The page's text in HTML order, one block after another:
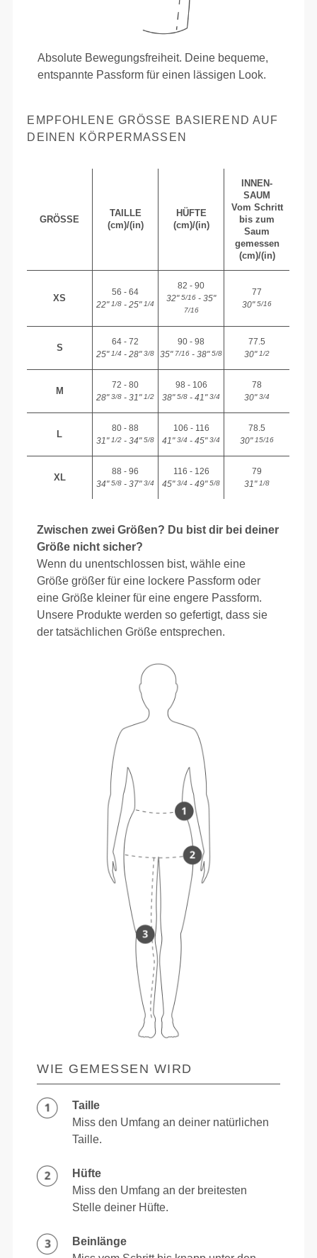
Absolute Bewegungsfreiheit. Deine bequeme,
entspannte Passform für einen lässigen Look.
EMPFOHLENE GRÖSSE BASIEREND AUF D
EINEN KÖRPERMASSEN
GRÖSSE
TAILLE
(cm)/(in)
HÜFTE
(cm)/(in)
INNEN-
SAUM
Vom Schritt
bis zum
Saum
gemessen
(cm)/(in)
XS
56 - 64
22"1/8 - 25"1/4
82 - 90
32"5/16 - 35"
7/16
77
30"5/16
S
64 - 72
25"1/4 - 28"3/8
90 - 98
35"7/16 - 38"5/8
77.5
30"1/2
M
72 - 80
28"3/8 - 31"1/2
98 - 106
38"5/8 - 41"3/4
78
30"3/4
L
80 - 88
31"1/2 - 34"5/8
106 - 116
41"3/4 - 45"3/4
78.5
30"15/16
XL
88 - 96
34"5/8 - 37"3/4
116 - 126
45"3/4 - 49"5/8
79
31"1/8
Zwischen zwei Größen? Du bist dir bei deiner
Größe nicht sicher?
Wenn du unentschlossen bist, wähle eine
Größe größer für eine lockere Passform oder
eine Größe kleiner für eine engere Passform.
Unsere Produkte werden so gefertigt, dass sie
der tatsächlichen Größe entsprechen.
WIE GEMESSEN WIRD
Taille
Miss den Umfang an deiner natürlichen
Taille.
Hüfte
Miss den Umfang an der breitesten
Stelle deiner Hüfte.
Beinlänge